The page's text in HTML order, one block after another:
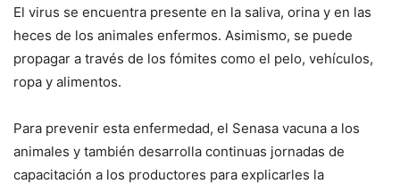
El virus se encuentra presente en la saliva, orina y en las
heces de los animales enfermos. Asimismo, se puede
propagar a través de los fómites como el pelo, vehículos,
ropa y alimentos.
Para prevenir esta enfermedad, el Senasa vacuna a los
animales y también desarrolla continuas jornadas de
capacitación a los productores para explicarles la